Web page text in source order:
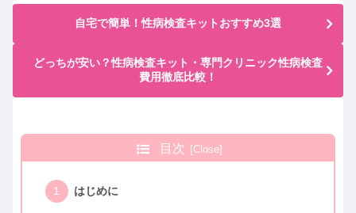
自宅で簡単！性病検査キットおすすめ3選
どっちが安い？性病検査キット・専門クリニック性病検査
費用徹底比較！
目次
はじめに